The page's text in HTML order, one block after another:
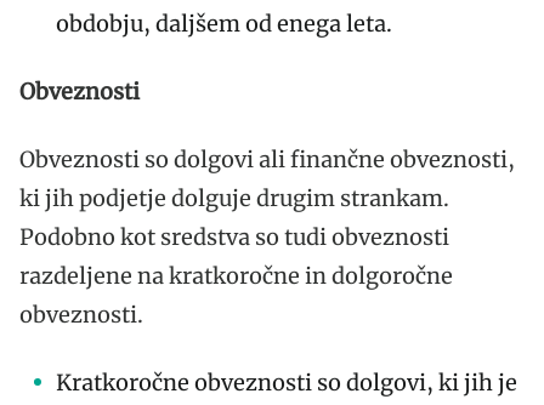
obdobju, daljšem od enega leta.
Obveznosti
Obveznosti so dolgovi ali finančne obveznosti,
ki jih podjetje dolguje drugim strankam.
Podobno kot sredstva so tudi obveznosti
razdeljene na kratkoročne in dolgoročne
obveznosti.
Kratkoročne obveznosti so dolgovi, ki jih je